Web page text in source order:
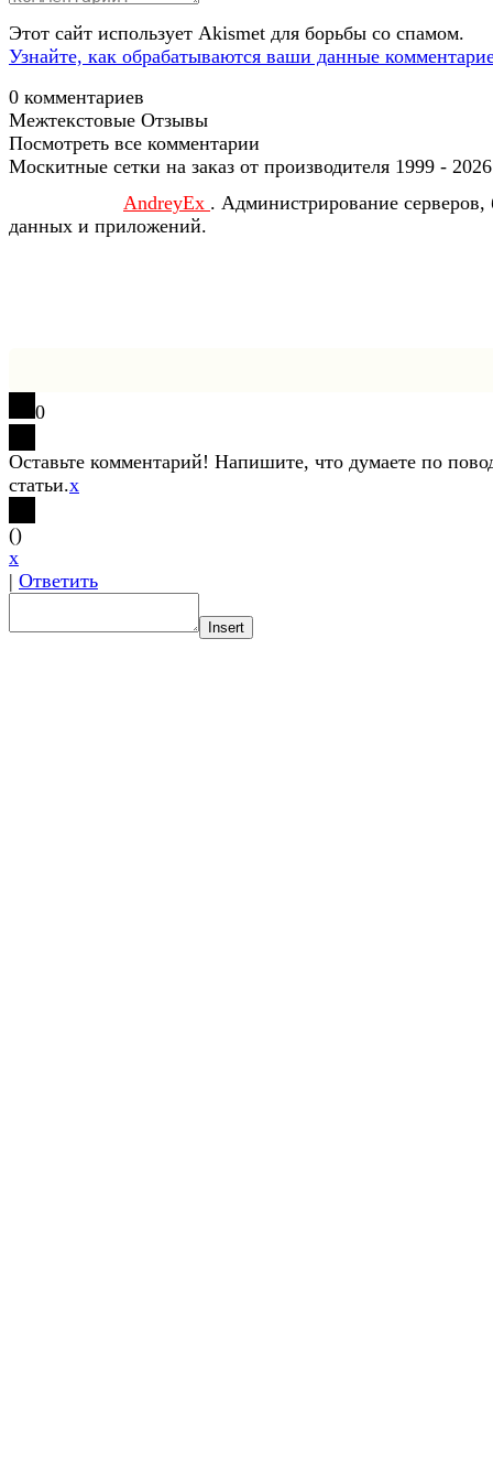
Этот сайт использует Akismet для борьбы со спамом.
Узнайте, как обрабатываются ваши данные
0 комментариев
Межтекстовые Отзывы
Посмотреть все комментарии
Москитные сетки на заказ от производителя 1999 - 2026
AndreyEx . Администрирование серверов,
данных и приложений.
0
Оставьте комментарий! Напишите, что думаете по
статьи.x
()
x
| Ответить
Insert